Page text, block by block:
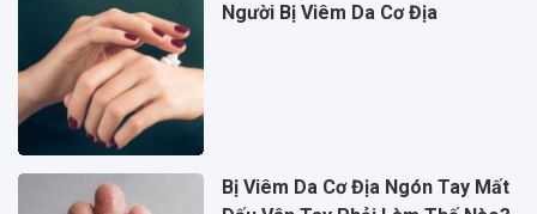
Người Bị Viêm Da Cơ Địa
Bị Viêm Da Cơ Địa Ngón Tay Mất